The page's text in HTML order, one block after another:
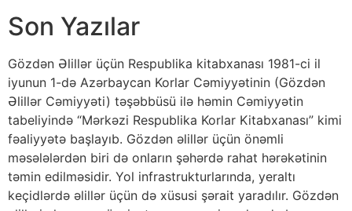
Son Yazılar
Gözdən Əlillər üçün Respublika kitabxanası 1981-ci il
iyunun 1-də Azərbaycan Korlar Cəmiyyətinin (Gözdən
Əlillər Cəmiyyəti) təşəbbüsü ilə həmin Cəmiyyətin
tabeliyində “Mərkəzi Respublika Korlar Kitabxanası” kimi
fəaliyyətə başlayıb. Gözdən əlillər üçün önəmli
məsələlərdən biri də onların şəhərdə rahat hərəkətinin
təmin edilməsidir. Yol infrastrukturlarında, yeraltı
keçidlərdə əlillər üçün də xüsusi şərait yaradılır. Gözdən